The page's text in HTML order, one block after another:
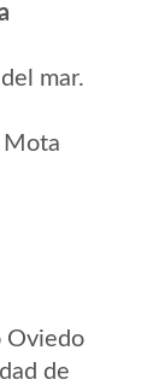
mar.
Mota
Oviedo
de